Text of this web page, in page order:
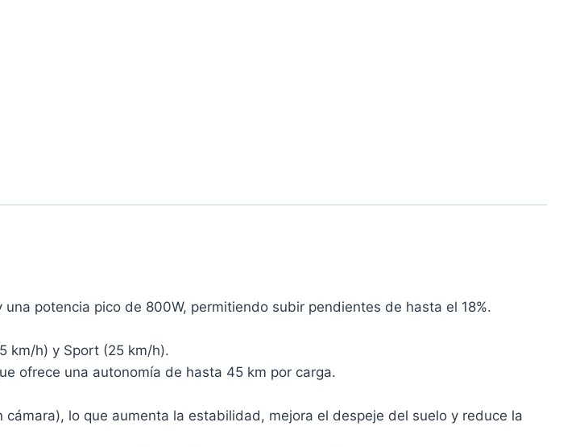
potencia pico de 800W, permitiendo subir pendientes de hasta el 18%.
km/h) y Sport (25 km/h).
ofrece una autonomía de hasta 45 km por carga.
lo que aumenta la estabilidad, mejora el despeje del suelo y reduce la